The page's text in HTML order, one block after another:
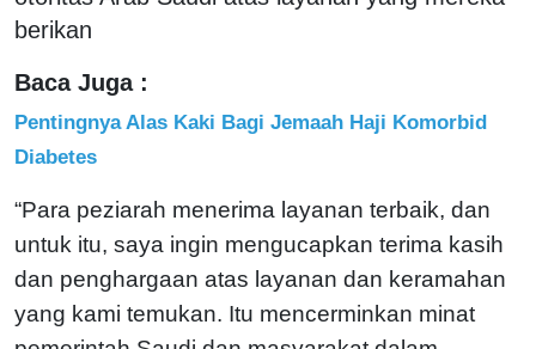
berikan
Baca Juga :
Pentingnya Alas Kaki Bagi Jemaah Haji Komorbid
Diabetes
“Para peziarah menerima layanan terbaik, dan
untuk itu, saya ingin mengucapkan terima kasih
dan penghargaan atas layanan dan keramahan
yang kami temukan. Itu mencerminkan minat